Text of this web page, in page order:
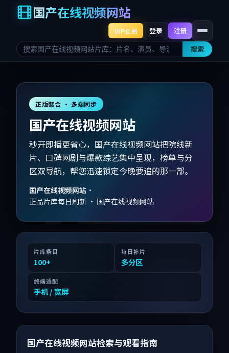
国产在线视频网站
搜索
VIP会员 登录 注册
正版聚合 · 多端同步
国产在线视频网站
秒开即播更省心，国产在线视频网站把院线新
片、口碑网剧与爆款综艺集中呈现，榜单与分
区双导航，帮您迅速锁定今晚要追的那一部。
国产在线视频网站 ·
正品片库每日刷新 · 国产在线视频网站
片库条目
100+
每日补片
多分区
终端适配
手机 / 宽屏
国产在线视频网站检索与观看指南